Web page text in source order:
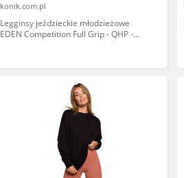
konik.com.pl
Legginsy jeździeckie młodzieżowe
EDEN Competition Full Grip - QHP -